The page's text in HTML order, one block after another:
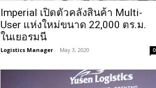
Imperial เปิดตัวคลังสินค้า Multi-
User แห่งใหม่ขนาด 22,000 ตร.ม.
ในเยอรมนี
Logistics Manager - May 3, 2020 0